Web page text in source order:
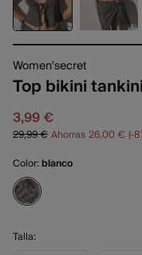
Women'secret
Top bikini
3,99 €
29,99 €Ahorras26,00 €
Color: blanco
Talla: